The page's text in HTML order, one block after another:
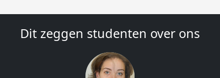
Dit zeggen studenten over ons